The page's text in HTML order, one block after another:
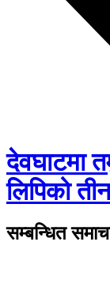
देवघाटमा
लिपिको
सम्बन्धित